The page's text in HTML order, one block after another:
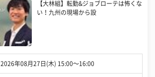
【大林組】転勤&ジョブローテは怖くな
い！九州の現場から設
2026年08月27日(木) 15:00〜16:00